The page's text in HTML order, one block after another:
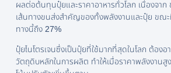
ผลต่อต้นทุนปุ๋ยและราคาอาหารทั่วโลก เนื่องจา
เส้นทางขนส่งสำคัญของทั้งพลังงานและปุ๋ย ขณะ
ทางนี้ถึง 27%
ปุ๋ยไนโตรเจนซึ่งเป็นปุ๋ยที่ใช้มากที่สุดในโลก ต้อง
วัตถุดิบหลักในการผลิต ทำให้เมื่อราคาพลังงาน